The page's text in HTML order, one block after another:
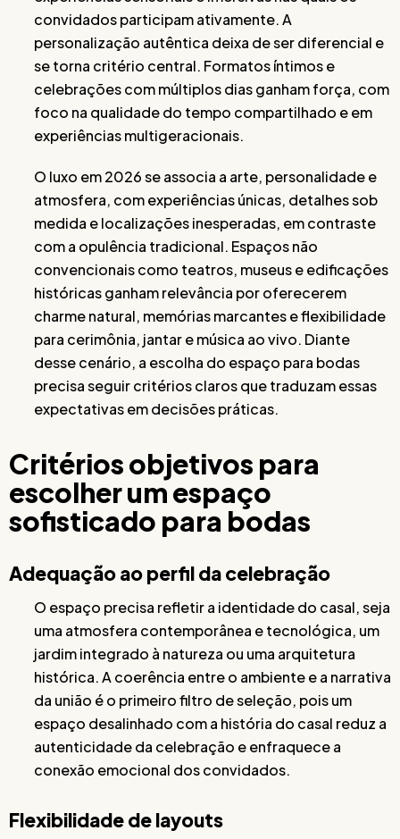
convidados participam ativamente. A
personalização autêntica deixa de ser diferencial e
se torna critério central. Formatos íntimos e
celebrações com múltiplos dias ganham força, com
foco na qualidade do tempo compartilhado e em
experiências multigeracionais.
O luxo em 2026 se associa a arte, personalidade e
atmosfera, com experiências únicas, detalhes sob
medida e localizações inesperadas, em contraste
com a opulência tradicional. Espaços não
convencionais como teatros, museus e edificações
históricas ganham relevância por oferecerem
charme natural, memórias marcantes e flexibilidade
para cerimônia, jantar e música ao vivo. Diante
desse cenário, a escolha do espaço para bodas
precisa seguir critérios claros que traduzam essas
expectativas em decisões práticas.
Critérios objetivos para
escolher um espaço
sofisticado para bodas
Adequação ao perfil da celebração
O espaço precisa refletir a identidade do casal, seja
uma atmosfera contemporânea e tecnológica, um
jardim integrado à natureza ou uma arquitetura
histórica. A coerência entre o ambiente e a narrativa
da união é o primeiro filtro de seleção, pois um
espaço desalinhado com a história do casal reduz a
autenticidade da celebração e enfraquece a
conexão emocional dos convidados.
Flexibilidade de layouts